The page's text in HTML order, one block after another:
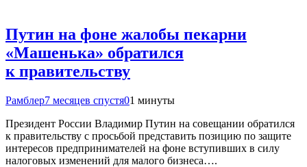
Путин на фоне жалобы пекарни
«Машенька» обратился
к правительству
Рамблер7 месяцев спустя01 минуты
Президент России Владимир Путин на совещании обратился
к правительству с просьбой представить позицию по защите
интересов предпринимателей на фоне вступивших в силу
налоговых изменений для малого бизнеса….